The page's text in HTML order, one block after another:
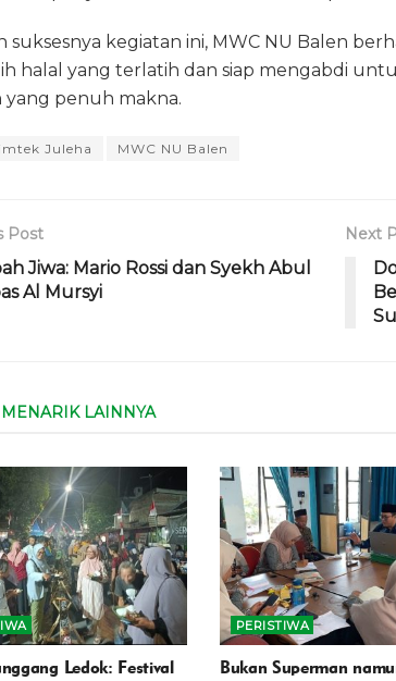
suksesnya kegiatan ini, MWC NU Balen
halal yang terlatih dan siap mengabdi
yang penuh makna.
Juleha MWC NU Balen
Post
Jiwa: Mario Rossi dan Syekh Abul
Al Mursyi
Next
LAINNYA
Ledok: Festival
PERISTIWA
Bukan Superman